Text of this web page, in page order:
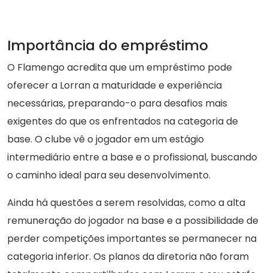
Importância do empréstimo
O Flamengo acredita que um empréstimo pode
oferecer a Lorran a maturidade e experiência
necessárias, preparando-o para desafios mais
exigentes do que os enfrentados na categoria de
base. O clube vê o jogador em um estágio
intermediário entre a base e o profissional, buscando
o caminho ideal para seu desenvolvimento.
Ainda há questões a serem resolvidas, como a alta
remuneração do jogador na base e a possibilidade de
perder competições importantes se permanecer na
categoria inferior. Os planos da diretoria não foram